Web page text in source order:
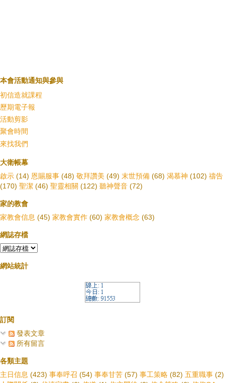
本會活動通知與參與
初信造就課程
歷期電子報
活動剪影
聚會時間
來找我們
大衛帳幕
啟示 (14) 恩賜服事 (48) 敬拜讚美 (49) 末世預備 (68) 渴慕神 (102) 禱告
(170) 聖潔 (46) 聖靈相關 (122) 聽神聲音 (72)
家的教會
家教會信息 (45) 家教會實作 (60) 家教會概念 (63)
網誌存檔
網站統計
訂閱
發表文章
所有留言
各類主題
主日信息 (423) 事奉呼召 (54) 事奉甘苦 (57) 事工策略 (82) 五重職事 (2)